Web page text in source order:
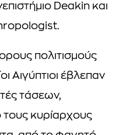
Deakin και
πολιτισμούς
Αιγύπτιοι έβλεπαν
τάσεων,
τους κυρίαρχους